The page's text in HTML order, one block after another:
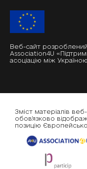
Веб-сайт
Association4U
асоціацію між
Зміст матеріалів
обов'язково
позицію